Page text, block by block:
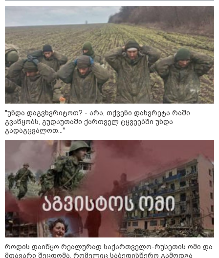
მნიშვნელოვანი პროდუქტის
დეფიციტის წინაშე დგას
კონფლიქტები
"უნდა დაგვხვრიტოთ? - არა, თქვენი დახვრეტა რაში
გვაწყობს, გუდაუთაში ქართველ ტყვეებში უნდა
გადაგცვალოთ..."
როდის დაიწყო რეალურად საქართველო-რუსეთის ომი და
მთავარი შეცდომა, რომელიც საბედისწერო გამოდგა